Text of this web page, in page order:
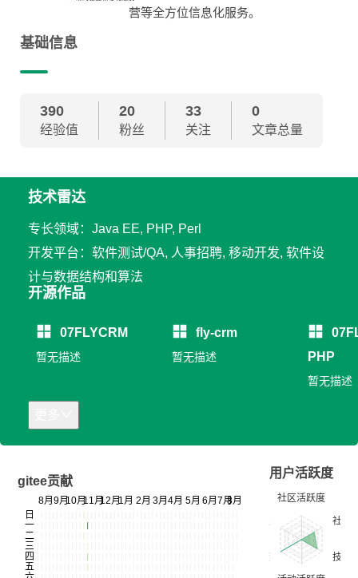
营等全方位信息化服务。
基础信息
390
经验值
20
粉丝
33
关注
0
文章总量
技术雷达
专长领域：Java EE, PHP, Perl
开发平台：软件测试/QA, 人事招聘, 移动开发, 软件设
计与数据结构和算法
开源作品
07FLYCRM
暂无描述
fly-crm
暂无描述
PHP
暂无描述
gitee贡献
用户活跃度